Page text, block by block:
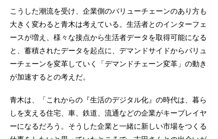
こうした潮流を受け、企業側のバリューチェーンのあり方も
大きく変わると青木は考えている。生活者とのインターフェ
ースが増え、様々な接点から生活者データを取得可能になる
と、蓄積されたデータを起点に、デマンドサイドからバリュ
ーチェーンを変革していく「デマンドチェーン変革」の動き
が加速するとの考えだ。
青木は、「これからの『生活のデジタル化』の時代は、暮ら
しを支える住宅、車、鉄道、流通などの企業がキープレイヤ
ーになるだろう。そうした企業と一緒に新しい市場をつくる